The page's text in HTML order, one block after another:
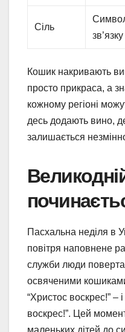
Сіль
Кошик накривають
просто прикраса, а
кожному регіоні
десь додають вино,
залишається
Пасхальна неділя в
повітря наповнене
служби люди
освяченими
“Христос воскрес!” –
воскрес!”. Цей